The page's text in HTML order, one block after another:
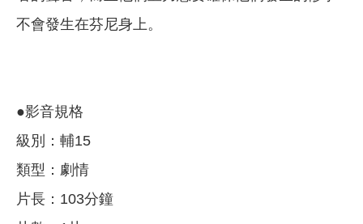
不會發生在芬尼身上。
●影音規格
級別：輔15
類型：劇情
片長：103分鐘